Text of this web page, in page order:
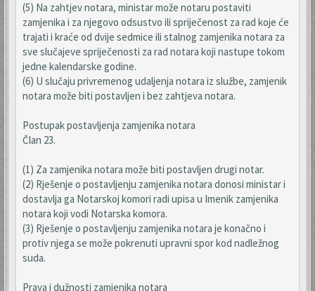
(5) Na zahtjev notara, ministar može notaru postaviti
zamjenika i za njegovo odsustvo ili spriječenost za rad koje će
trajati i kraće od dvije sedmice ili stalnog zamjenika notara za
sve slučajeve spriječenosti za rad notara koji nastupe tokom
jedne kalendarske godine.
(6) U slučaju privremenog udaljenja notara iz službe, zamjenik
notara može biti postavljen i bez zahtjeva notara.
Postupak postavljenja zamjenika notara
Član 23.
(1) Za zamjenika notara može biti postavljen drugi notar.
(2) Rješenje o postavljenju zamjenika notara donosi ministar i
dostavlja ga Notarskoj komori radi upisa u Imenik zamjenika
notara koji vodi Notarska komora.
(3) Rješenje o postavljenju zamjenika notara je konačno i
protiv njega se može pokrenuti upravni spor kod nadležnog
suda.
Prava i dužnosti zamjenika notara